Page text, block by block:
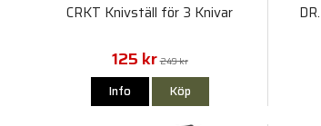
CRKT Knivställ för 3 Knivar
125 kr 249 kr
Info Köp